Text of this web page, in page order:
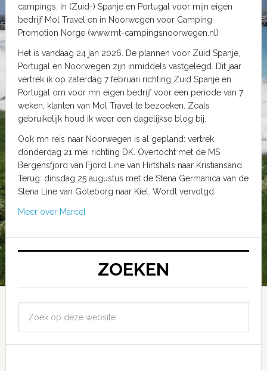
campings. In (Zuid-) Spanje en Portugal voor mijn eigen
bedrijf Mol Travel en in Noorwegen voor Camping
Promotion Norge (www.mt-campingsnoorwegen.nl)
Het is vandaag 24 jan 2026. De plannen voor Zuid Spanje,
Portugal en Noorwegen zijn inmiddels vastgelegd. Dit jaar
vertrek ik op zaterdag 7 februari richting Zuid Spanje en
Portugal om voor mn eigen bedrijf voor een periode van 7
weken, klanten van Mol Travel te bezoeken. Zoals
gebruikelijk houd ik weer een dagelijkse blog bij.
Ook mn reis naar Noorwegen is al gepland: vertrek
donderdag 21 mei richting DK. Overtocht met de MS
Bergensfjord van Fjord Line van Hirtshals naar Kristiansand.
Terug: dinsdag 25 augustus met de Stena Germanica van de
Stena Line van Goteborg naar Kiel. Wordt vervolgd.
Meer over Marcel
ZOEKEN